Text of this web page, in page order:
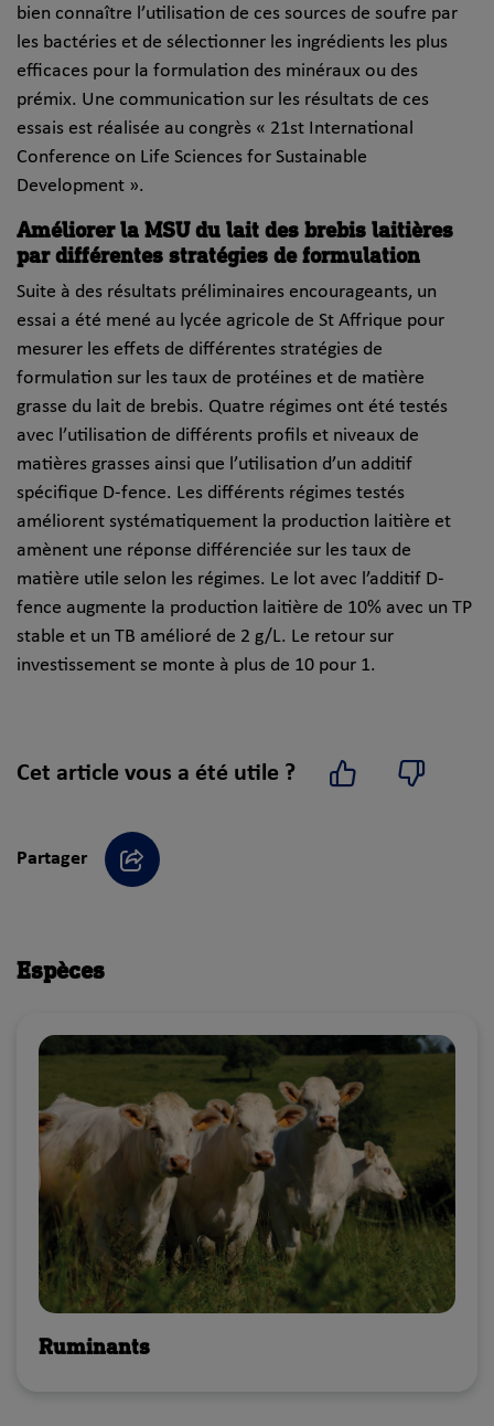
bien connaître l’utilisation de ces sources de soufre par
les bactéries et de sélectionner les ingrédients les plus
efficaces pour la formulation des minéraux ou des
prémix. Une communication sur les résultats de ces
essais est réalisée au congrès « 21st International
Conference on Life Sciences for Sustainable
Development ».
Améliorer la MSU du lait des brebis laitières
par différentes stratégies de formulation
Suite à des résultats préliminaires encourageants, un
essai a été mené au lycée agricole de St Affrique pour
mesurer les effets de différentes stratégies de
formulation sur les taux de protéines et de matière
grasse du lait de brebis. Quatre régimes ont été testés
avec l’utilisation de différents profils et niveaux de
matières grasses ainsi que l’utilisation d’un additif
spécifique D-fence. Les différents régimes testés
améliorent systématiquement la production laitière et
amènent une réponse différenciée sur les taux de
matière utile selon les régimes. Le lot avec l’additif D-
fence augmente la production laitière de 10% avec un TP
stable et un TB amélioré de 2 g/L. Le retour sur
investissement se monte à plus de 10 pour 1.
Cet article vous a été utile ?
Oui Non
Partager
Partager
Espèces
Ruminants